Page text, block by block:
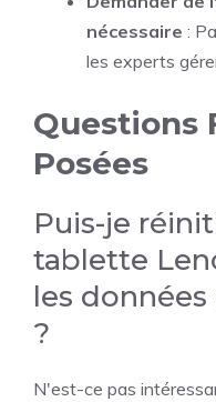
nécessaire :
les experts
Questions
Posées
Puis-je
tablette
les
?
N'est-ce pas